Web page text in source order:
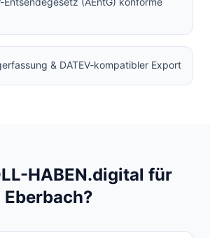
& DATEV-kompatibler Export
HABEN.digital für
Eberbach?